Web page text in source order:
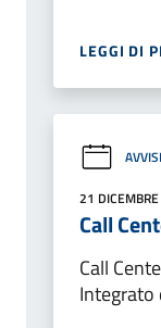
LEGGI DI
AVVISI
21
Call
Call
Integrato